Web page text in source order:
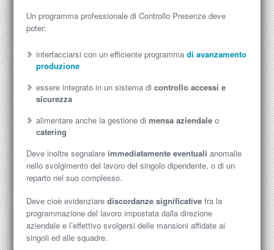
Un programma professionale di Controllo Presenze deve
poter:
interfacciarsi con un efficiente programma di avanzamento
produzione
essere integrato in un sistema di controllo accessi e
sicurezza
alimentare anche la gestione di mensa aziendaleo
catering
Deve inoltre segnalare immediatamente eventuali anomalie
nello svolgimento del lavoro del singolo dipendente, o di un
reparto nel suo complesso.
Deve cioè evidenziare discordanze significativefra la
programmazione del lavoro impostata dalla direzione
aziendale e l’effettivo svolgersi delle mansioni affidate ai
singoli ed alle squadre.